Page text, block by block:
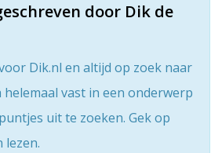
door Dik de
Dik.nl en altijd op zoek naar
helemaal vast in een onderwerp
uit te zoeken. Gek op
lezen.